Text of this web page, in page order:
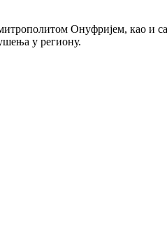
Онуфријем, као и
у региону.